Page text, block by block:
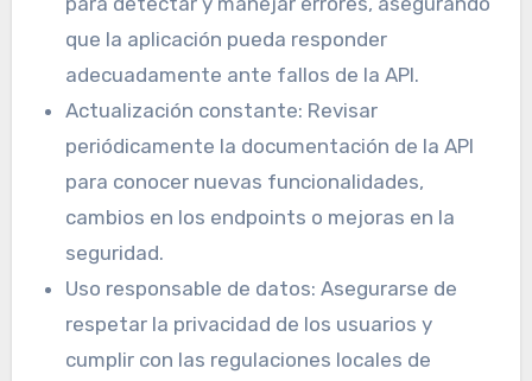
que la aplicación pueda responder
adecuadamente ante fallos de la API.
Actualización constante: Revisar
periódicamente la documentación de la API
para conocer nuevas funcionalidades,
cambios en los endpoints o mejoras en la
seguridad.
Uso responsable de datos: Asegurarse de
respetar la privacidad de los usuarios y
cumplir con las regulaciones locales de